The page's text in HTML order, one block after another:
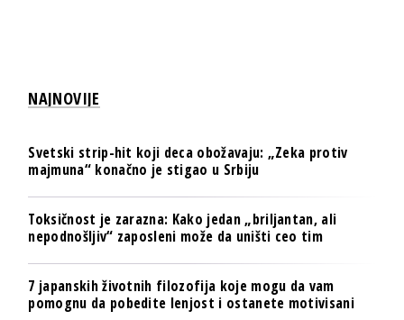
NAJNOVIJE
Svetski strip-hit koji deca obožavaju: „Zeka protiv
majmuna“ konačno je stigao u Srbiju
Toksičnost je zarazna: Kako jedan „briljantan, ali
nepodnošljiv“ zaposleni može da uništi ceo tim
7 japanskih životnih filozofija koje mogu da vam
pomognu da pobedite lenjost i ostanete motivisani